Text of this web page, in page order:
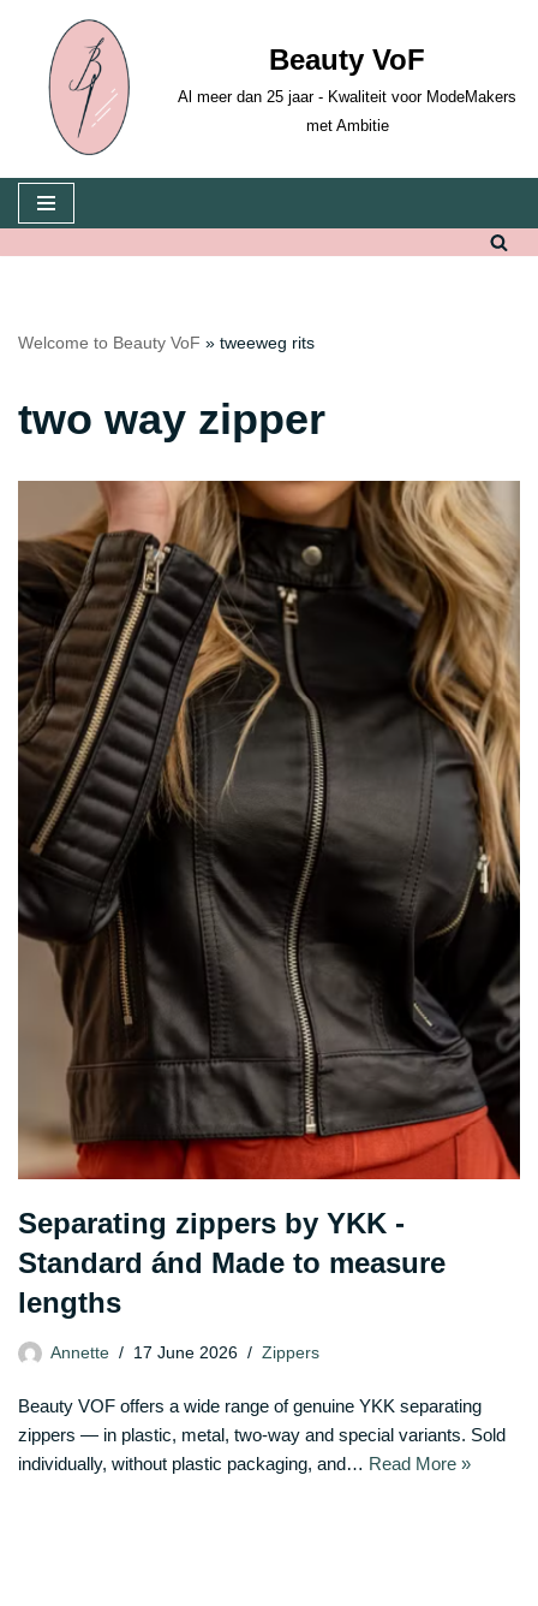
Skip
content
Beauty VoF
Al meer dan 25 jaar - Kwaliteit voor ModeMakers
met Ambitie
Welcome to Beauty VoF » tweeweg rits
two way zipper
Separating zippers by YKK -
Standard ánd Made to measure
lengths
Annette 17 June 2026 Zippers
Beauty VOF offers a wide range of genuine YKK separating
zippers — in plastic, metal, two-way and special variants. Sold
individually, without plastic packaging, and… Read More »